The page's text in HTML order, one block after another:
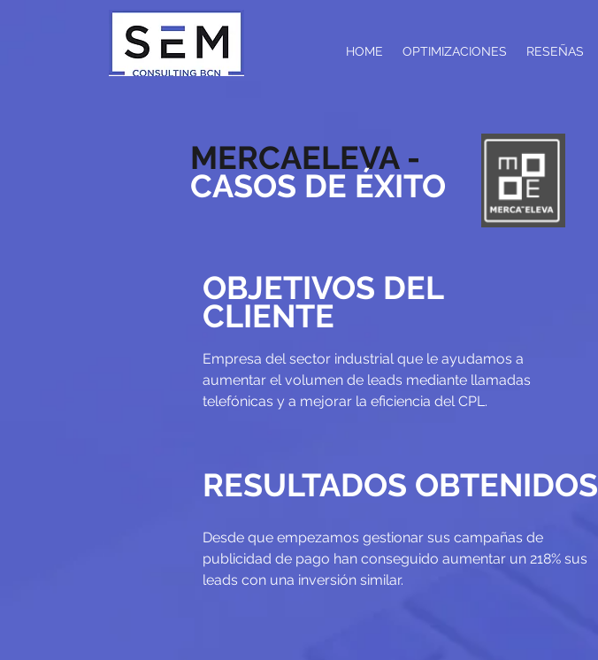
HOME OPTIMIZACIONES RESEÑAS
MERCAELEVA -
CASOS DE ÉXITO
OBJETIVOS DEL
CLIENTE
Empresa del sector industrial que le ayudamos a
aumentar el volumen de leads mediante llamadas
telefónicas y a mejorar la eficiencia del CPL.
RESULTADOS OBTENIDOS
Desde que empezamos gestionar sus campañas de
publicidad de pago han conseguido aumentar un 218% sus
leads con una inversión similar.